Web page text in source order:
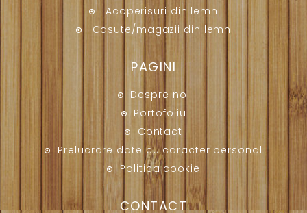
Acoperisuri din lemn
Casute/magazii din lemn
PAGINI
Despre noi
Portofoliu
Contact
Prelucrare date cu caracter personal
Politica cookie
CONTACT